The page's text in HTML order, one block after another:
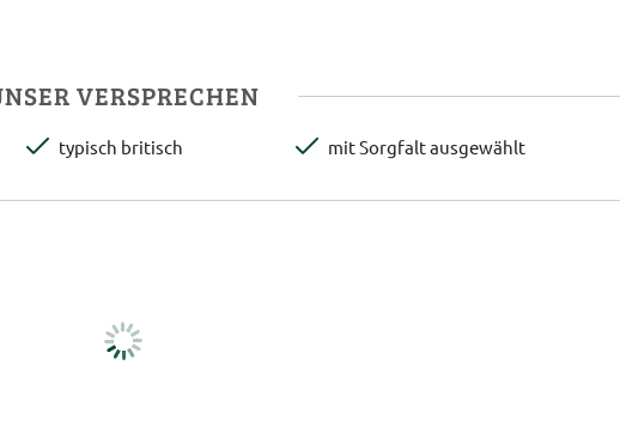
VERSPRECHEN
typisch britisch mit Sorgfalt ausgewählt